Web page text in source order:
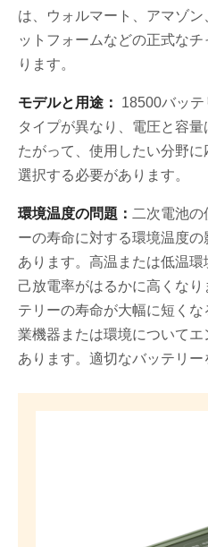
は、ウォルマート、アマゾ
ットフォームなどの正式な
ります。
モデルと用途：
18500バッ
タイプが異なり、電圧と容
たがって、使用したい分野
選択する必要があります。
環境温度の問題： 二次電池の
ーの寿命に対する環境温度の
あります。高温または低温
己放電率がはるかに高くな
テリーの寿命が大幅に短く
業機器または環境について
あります。適切なバッテリー